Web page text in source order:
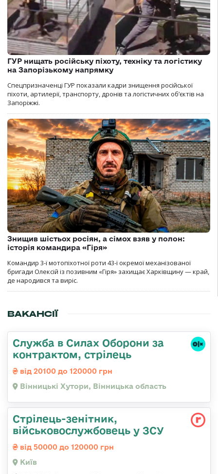
ГУР нищать російську піхоту, техніку та логістику
на Запорізькому напрямку
Спецпризначенці ГУР показали кадри знищення російської
піхоти, артилерії, транспорту, дронів та логістичних об’єктів на
Запоріжжі.
Знищив шістьох росіян, а сімох взяв у полон:
історія командира «Гіря»
Командир 3-ї мотопіхотної роти 43-ї окремої механізованої
бригади Олексій із позивним «Гіря» захищає Харківщину — край,
де народився та виріс.
ВАКАНСІЇ
Служба в Силах Оборони за
контрактом, стрілець
від 20100 до 120000 грн
Вінницькі Хутори, Вінницька область
Стрілець-зенітник,
військовослужбовець у ЗСУ
від 50000 до 120000 грн
Київ